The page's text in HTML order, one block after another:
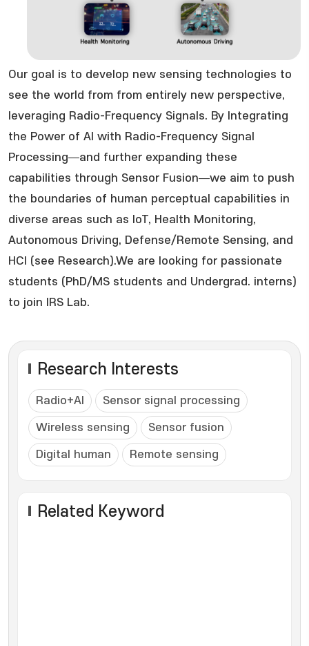
Our goal is to develop new sensing technologies to
see the world from from entirely new perspective,
leveraging Radio-Frequency Signals. By Integrating
the Power of AI with Radio-Frequency Signal
Processing—and further expanding these
capabilities through Sensor Fusion—we aim to push
the boundaries of human perceptual capabilities in
diverse areas such as IoT, Health Monitoring,
Autonomous Driving, Defense/Remote Sensing, and
HCI (see Research).We are looking for passionate
students (PhD/MS students and Undergrad. interns)
to join IRS Lab.
Research Interests
Radio+AI Sensor signal processing
Wireless sensing Sensor fusion
Digital human Remote sensing
Related Keyword